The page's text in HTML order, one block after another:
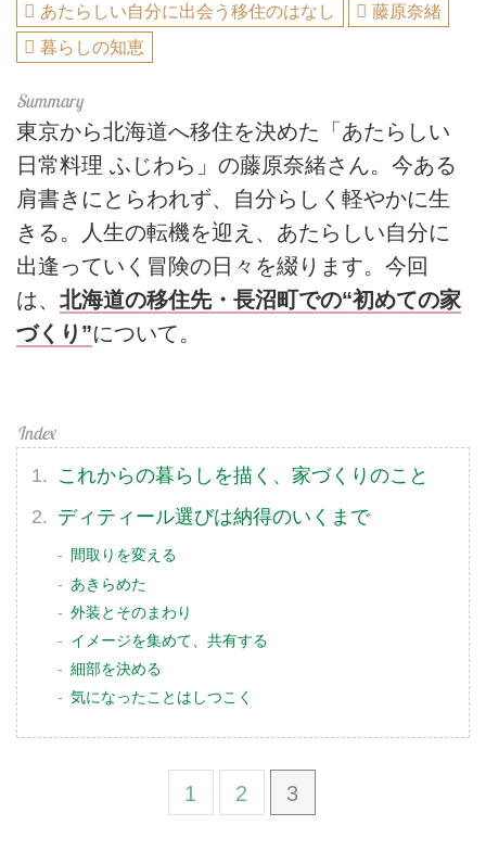
あたらしい自分に出会う移住のはなし
藤原奈緒
暮らしの知恵
東京から北海道へ移住を決めた「あたらしい
日常料理 ふじわら」の藤原奈緒さん。今ある
肩書きにとらわれず、自分らしく軽やかに生
きる。人生の転機を迎え、あたらしい自分に
出逢っていく冒険の日々を綴ります。今回
は、 北海道の移住先・長沼町での“初めての家
づくり”について。
これからの暮らしを描く、家づくりのこと
ディティール選びは納得のいくまで
間取りを変える
あきらめた
外装とそのまわり
イメージを集めて、共有する
細部を決める
気になったことはしつこく
1 2 3